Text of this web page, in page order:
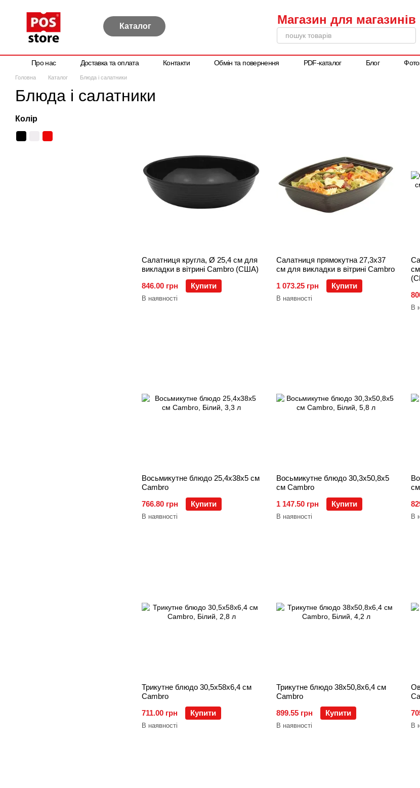
Каталог
Про нас Доставка та оплата Контакти Обмін та повернення PDF-каталог Блог
Головна Каталог Блюда і салатники
Блюда і салатники
Салатниця кругла, Ø 25,4 см для
викладки в вітрині Cambro (США)
846.00 грн
Купити
В наявності
Салатниця прямокутна 27,3х37
см для викладки в вітрині Cambro
1 073.25 грн
Купити
В наявності
В
Восьмикутне блюдо 25,4х38х5 см
Cambro
766.80 грн
Купити
В наявності
Восьмикутне блюдо 30,3х50,8х5
см Cambro
1 147.50 грн
Купити
В наявності В
Трикутне блюдо 30,5х58х6,4 см
Cambro
711.00 грн
Купити
В наявності
Трикутне блюдо 38х50,8х6,4 см
Cambro
899.55 грн
Купити
В наявності В
Колір